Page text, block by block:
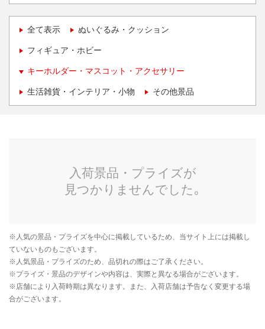
全て表示 ぬいぐるみ・クッション
フィギュア・ホビー
キーホルダー・マスコット・アクセサリー
生活雑貨・インテリア・小物 その他景品